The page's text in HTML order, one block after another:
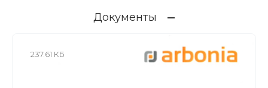
Документы
237.61 КБ